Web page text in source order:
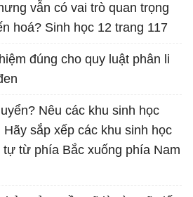
vẫn có vai trò quan trọng
hoá? Sinh học 12 trang 117
đúng cho quy luật phân li
Nêu các khu sinh học
sắp xếp các khu sinh học
từ phía Bắc xuống phía Nam